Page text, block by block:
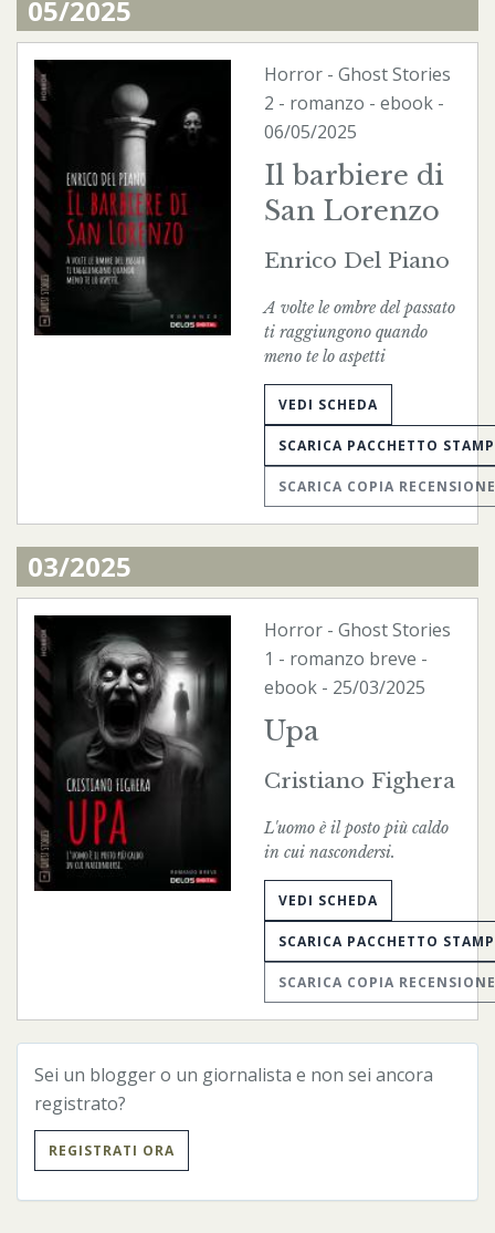
05/2025
Horror - Ghost Stories
2 - romanzo - ebook -
06/05/2025
Il barbiere di
San Lorenzo
Enrico Del Piano
A volte le ombre del passato
ti raggiungono quando
meno te lo aspetti
VEDI SCHEDA
SCARICA PACCHETTO
SCARICA COPIA RECENSIONE
03/2025
Horror - Ghost Stories
1 - romanzo breve -
ebook - 25/03/2025
Upa
Cristiano Fighera
L'uomo è il posto più caldo
in cui nascondersi.
VEDI SCHEDA
SCARICA PACCHETTO
SCARICA COPIA RECENSIONE
Sei un blogger o un giornalista e non sei ancora
registrato?
REGISTRATI ORA